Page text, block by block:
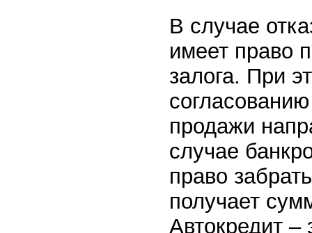
В случае
имеет право
залога. При
продажи
случае
право
получает
Автокредит –